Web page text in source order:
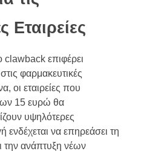
Εταιρείες
clawback επιφέρει
φαρμακευτικές
οι εταιρείες που
15 ευρώ θα
υψηλότερες
ενδέχεται να επηρεάσει τη
την ανάπτυξη νέων